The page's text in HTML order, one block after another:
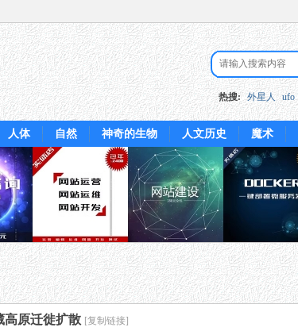
热搜: 外星人 ufo
人体 自然 神奇的生物 人文历史 魔术
高原迁徙扩散 [复制链接]